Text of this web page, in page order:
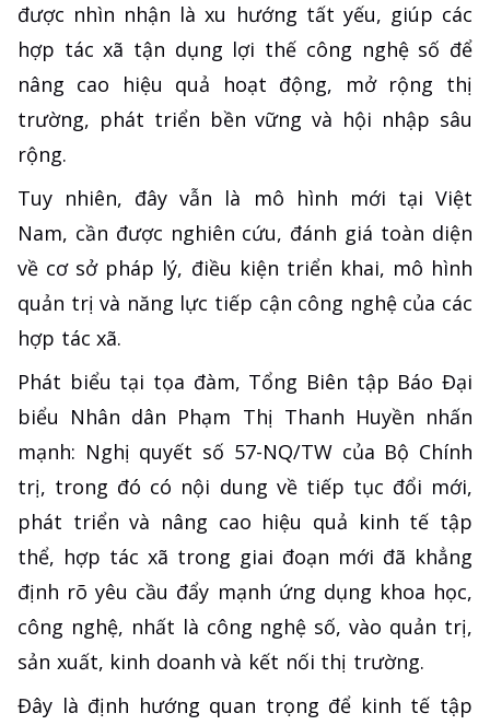
được nhìn nhận là xu hướng tất yếu, giúp các
hợp tác xã tận dụng lợi thế công nghệ số để
nâng cao hiệu quả hoạt động, mở rộng thị
trường, phát triển bền vững và hội nhập sâu
rộng.
Tuy nhiên, đây vẫn là mô hình mới tại Việt
Nam, cần được nghiên cứu, đánh giá toàn diện
về cơ sở pháp lý, điều kiện triển khai, mô hình
quản trị và năng lực tiếp cận công nghệ của các
hợp tác xã.
Phát biểu tại tọa đàm, Tổng Biên tập Báo Đại
biểu Nhân dân Phạm Thị Thanh Huyền nhấn
mạnh: Nghị quyết số 57-NQ/TW của Bộ Chính
trị, trong đó có nội dung về tiếp tục đổi mới,
phát triển và nâng cao hiệu quả kinh tế tập
thể, hợp tác xã trong giai đoạn mới đã khẳng
định rõ yêu cầu đẩy mạnh ứng dụng khoa học,
công nghệ, nhất là công nghệ số, vào quản trị,
sản xuất, kinh doanh và kết nối thị trường.
Đây là định hướng quan trọng để kinh tế tập